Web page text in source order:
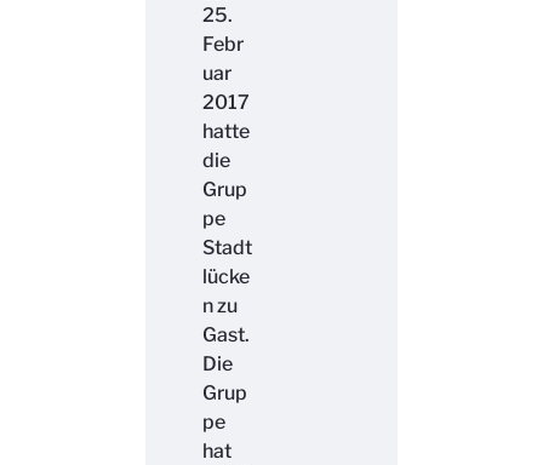
25.
Febr
uar
2017
hatte
die
Grup
pe
Stadt
lücke
n zu
Gast.
Die
Grup
pe
hat